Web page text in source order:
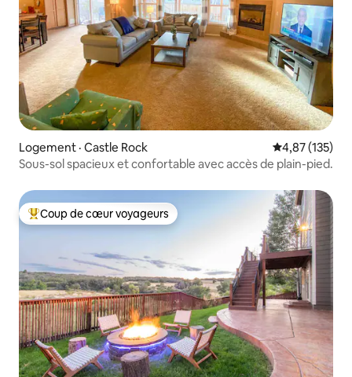
Logement · Castle Rock Note
4,87 (135)
Sous-sol spacieux et confortable avec accès de plain-pied.
Coup de cœur voyageurs parmi les plus aimés
Coup de cœur voyageurs